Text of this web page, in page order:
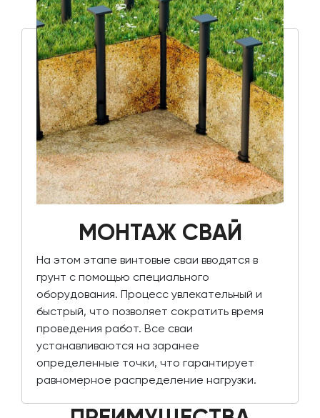
МОНТАЖ СВАЙ
На этом этапе винтовые сваи вводятся в
грунт с помощью специального
оборудования. Процесс увлекательный и
быстрый, что позволяет сократить время
проведения работ. Все сваи
устанавливаются на заранее
определенные точки, что гарантирует
равномерное распределение нагрузки.